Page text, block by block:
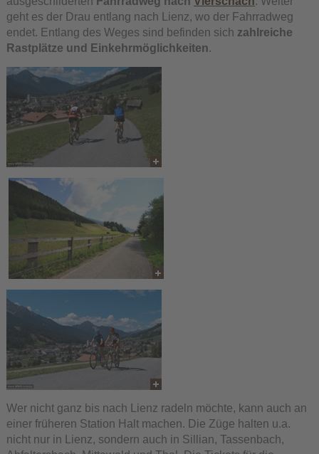
geht es der Drau entlang nach Lienz, wo der Fahrradweg
endet. Entlang des Weges sind befinden sich zahlreiche
Rastplätze und Einkehrmöglichkeiten.
Wer nicht ganz bis nach Lienz radeln möchte, kann auch an
einer früheren Station Halt machen. Die Züge halten u.a.
nicht nur in Lienz, sondern auch in Sillian, Tassenbach,